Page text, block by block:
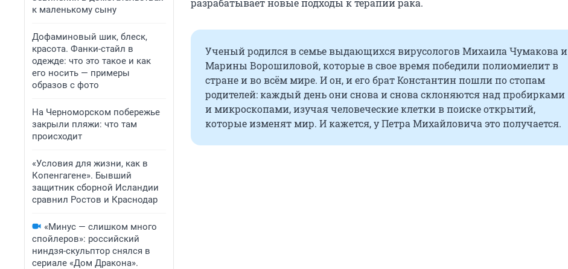
к маленькому сыну
Дофаминовый шик, блеск,
красота. Фанки-стайл в
одежде: что это такое и как
его носить — примеры
образов с фото
На Черноморском побережье
закрыли пляжи: что там
происходит
«Условия для жизни, как в
Копенгагене». Бывший
защитник сборной Исландии
сравнил Ростов и Краснодар
«Минус — слишком много
спойлеров»: российский
ниндзя-скульптор снялся в
сериале «Дом Дракона».
разрабатывает новые подходы к терапии рака.
Ученый родился в семье выдающихся вирусологов Михаила Чумакова и
Марины Ворошиловой, которые в свое время победили полиомиелит в
стране и во всём мире. И он, и его брат Константин пошли по стопам
родителей: каждый день они снова и снова склоняются над пробирками
и микроскопами, изучая человеческие клетки в поиске открытий,
которые изменят мир. И кажется, у Петра Михайловича это получается.